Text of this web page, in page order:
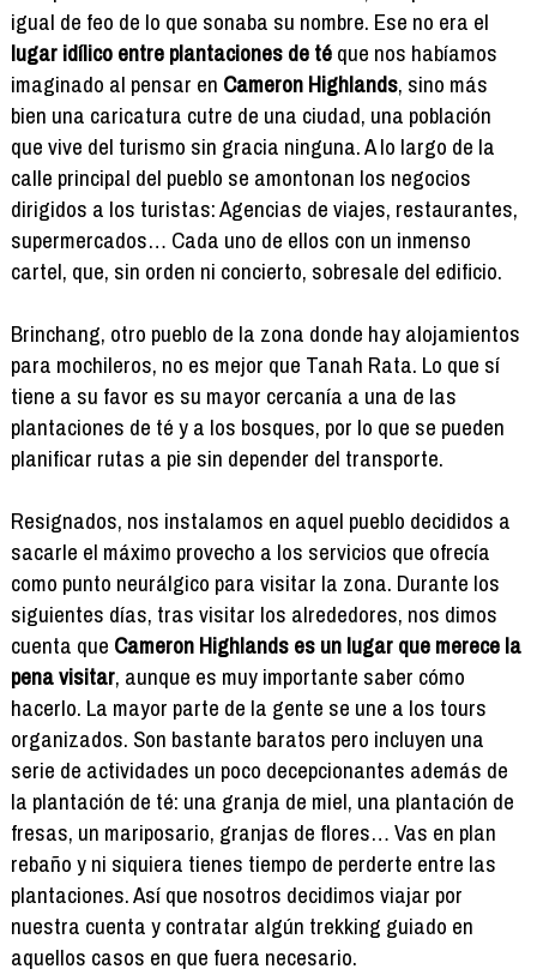
igual de feo de lo que sonaba su nombre. Ese no era el
lugar idílico entre plantaciones de téque nos habíamos
imaginado al pensar en Cameron Highlands, sino más
bien una caricatura cutre de una ciudad, una población
que vive del turismo sin gracia ninguna. A lo largo de la
calle principal del pueblo se amontonan los negocios
dirigidos a los turistas: Agencias de viajes, restaurantes,
supermercados… Cada uno de ellos con un inmenso
cartel, que, sin orden ni concierto, sobresale del edificio.
Brinchang, otro pueblo de la zona donde hay alojamientos
para mochileros, no es mejor que Tanah Rata. Lo que sí
tiene a su favor es su mayor cercanía a una de las
plantaciones de té y a los bosques, por lo que se pueden
planificar rutas a pie sin depender del transporte.
Resignados, nos instalamos en aquel pueblo decididos a
sacarle el máximo provecho a los servicios que ofrecía
como punto neurálgico para visitar la zona. Durante los
siguientes días, tras visitar los alrededores, nos dimos
cuenta que Cameron Highlands es un lugar que merece la
pena visitar, aunque es muy importante saber cómo
hacerlo. La mayor parte de la gente se une a los tours
organizados. Son bastante baratos pero incluyen una
serie de actividades un poco decepcionantes además de
la plantación de té: una granja de miel, una plantación de
fresas, un mariposario, granjas de flores… Vas en plan
rebaño y ni siquiera tienes tiempo de perderte entre las
plantaciones. Así que nosotros decidimos viajar por
nuestra cuenta y contratar algún trekking guiado en
aquellos casos en que fuera necesario.